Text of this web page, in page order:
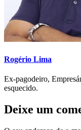
Rogério Lima
Ex-pagodeiro,
esquecido.
Deixe um